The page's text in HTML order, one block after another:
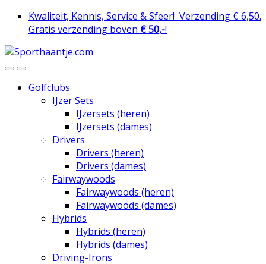
Skip
Skip Kwaliteit, Kennis, Service & Sfeer! Verzending € 6,50.
Gratis verzending boven € 50,-!
Golfclubs
IJzer Sets
IJzersets (heren)
IJzersets (dames)
Drivers
Drivers (heren)
Drivers (dames)
Fairwaywoods
Fairwaywoods (heren)
Fairwaywoods (dames)
Hybrids
Hybrids (heren)
Hybrids (dames)
Driving-Irons